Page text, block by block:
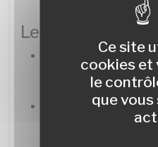
Le prix comprend :
L'encadrement par
Montagne diplômé
de randonnée,
L'hébergement en
de 2 à 4 personnes
Ce site
cookies et
le
que